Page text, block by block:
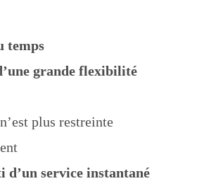
temps
grande flexibilité
plus restreinte
d’un service instantané